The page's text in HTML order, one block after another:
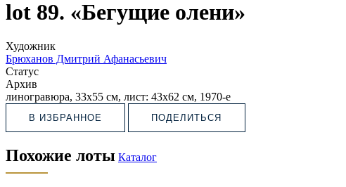
lot 89. «Бегущие олени»
Художник
Брюханов Дмитрий Афанасьевич
Статус
Архив
линогравюра, 33х55 см, лист: 43х62 см, 1970-е
В ИЗБРАННОЕ ПОДЕЛИТЬСЯ
Похожие лоты Каталог